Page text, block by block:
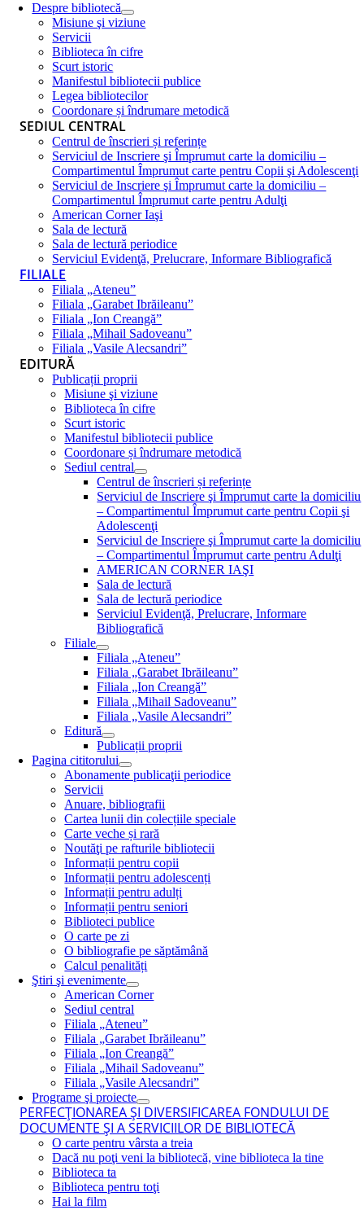
Despre bibliotecă
Misiune şi viziune
Servicii
Biblioteca în cifre
Scurt istoric
Manifestul bibliotecii publice
Legea bibliotecilor
Coordonare și îndrumare metodică
SEDIUL CENTRAL
Centrul de înscrieri și referințe
Serviciul de Inscriere şi Împrumut carte la domiciliu –
Compartimentul Împrumut carte pentru Copii şi Adolescenţi
Serviciul de Inscriere şi Împrumut carte la domiciliu –
Compartimentul Împrumut carte pentru Adulţi
American Corner Iaşi
Sala de lectură
Sala de lectură periodice
Serviciul Evidenţă, Prelucrare, Informare Bibliografică
FILIALE
Filiala „Ateneu”
Filiala „Garabet Ibrăileanu”
Filiala „Ion Creangă”
Filiala „Mihail Sadoveanu”
Filiala „Vasile Alecsandri”
EDITURĂ
Publicații proprii
Misiune şi viziune
Biblioteca în cifre
Scurt istoric
Manifestul bibliotecii publice
Coordonare și îndrumare metodică
Sediul central
Centrul de înscrieri și referințe
Serviciul de Inscriere şi Împrumut carte la domiciliu
– Compartimentul Împrumut carte pentru Copii şi
Adolescenţi
Serviciul de Inscriere şi Împrumut carte la domiciliu
– Compartimentul Împrumut carte pentru Adulţi
AMERICAN CORNER IAŞI
Sala de lectură
Sala de lectură periodice
Serviciul Evidenţă, Prelucrare, Informare
Bibliografică
Filiale
Filiala „Ateneu”
Filiala „Garabet Ibrăileanu”
Filiala „Ion Creangă”
Filiala „Mihail Sadoveanu”
Filiala „Vasile Alecsandri”
Editură
Publicații proprii
Pagina cititorului
Abonamente publicaţii periodice
Servicii
Anuare, bibliografii
Cartea lunii din colecțiile speciale
Carte veche și rară
Noutăţi pe rafturile bibliotecii
Informații pentru copii
Informații pentru adolescenți
Informații pentru adulți
Informații pentru seniori
Biblioteci publice
O carte pe zi
O bibliografie pe săptămână
Calcul penalități
Ştiri şi evenimente
American Corner
Sediul central
Filiala „Ateneu”
Filiala „Garabet Ibrăileanu”
Filiala „Ion Creangă”
Filiala „Mihail Sadoveanu”
Filiala „Vasile Alecsandri”
Programe şi proiecte
PERFECŢIONAREA ŞI DIVERSIFICAREA FONDULUI DE
DOCUMENTE ŞI A SERVICIILOR DE BIBLIOTECĂ
O carte pentru vârsta a treia
Dacă nu poţi veni la bibliotecă, vine biblioteca la tine
Biblioteca ta
Biblioteca pentru toţi
Hai la film